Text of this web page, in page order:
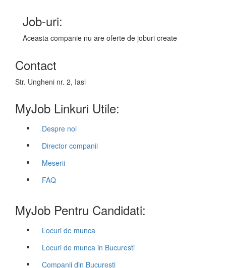
Job-uri:
Aceasta companie nu are oferte de joburi create
Contact
Str. Ungheni nr. 2, Iasi
MyJob Linkuri Utile:
Despre noi
Director companii
Meserii
FAQ
MyJob Pentru Candidati:
Locuri de munca
Locuri de munca in Bucuresti
Companii din Bucuresti